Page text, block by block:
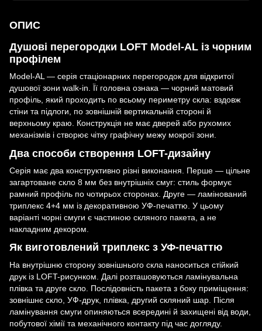
ОПИС
Душові перегородки LOFT Model-AL із чорним
профілем
Model-AL — серія стаціонарних перегородок для відкритої
душової зони walk-in. Її головна ознака — чорний матовий
профіль, який проходить по всьому периметру скла: вздовж
стіни та підлоги, по зовнішній вертикальній стороні й
верхньому краю. Конструкція не має дверей або рухомих
механізмів і створює чітку графічну межу мокрої зони.
Два способи створення LOFT-дизайну
Серія має два конструктивно різні виконання. Перше — цільне
загартоване скло 8 мм без внутрішніх смуг: стиль формує
рамний профіль по чотирьох сторонах. Друге — ламінований
триплекс 4+4 мм із декоративною УФ-печаттю. У цьому
варіанті чорні смуги є частиною скляного пакета, а не
накладним декором.
Як виготовлений триплекс з УФ-печаттю
На внутрішню сторону зовнішнього скла наноситься стійкий
друк із LOFT-рисунком. Далі розташовуються ламінувальна
плівка та друге скло. Послідовність пакета з боку приміщення:
зовнішнє скло, УФ-друк, плівка, другий скляний шар. Після
ламінування смуги опиняються всередині й захищені від води,
побутової хімії та механічного контакту під час догляду.